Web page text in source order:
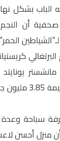
بشكل
أن النجم
وأضاف أن رونالدو
سباحة
أن منزل أحسن